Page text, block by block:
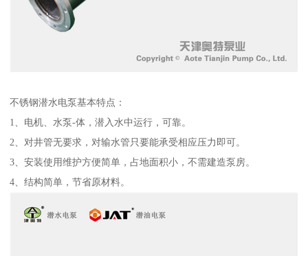
不锈钢潜水电泵基本特点：
1、电机、水泵-体，潜入水中运行，可靠。
2、对井管无要求，对输水管只要能承受相应压力即可。
3、安装使用维护方便简单，占地面积小，不需建造泵房。
4、结构简单，节省原材料。